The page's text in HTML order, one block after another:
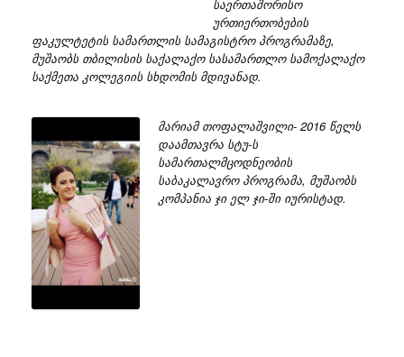
საერთაშორისო
ურთიერთობების
ფაკულტეტის სამართლის სამაგისტრო პროგრამაზე,
მუშაობს თბილისის საქალაქო სასამართლო სამოქალაქო
საქმეთა კოლეგიის სხდომის მდივანად.
მარიამ თოფალაშვილი- 2016 წელს
დაამთავრა სტუ-ს
სამართალმცოდნეობის
საბაკალავრო პროგრამა, მუშაობს
კომპანია ჯი ელ ჯი-ში იურისტად.